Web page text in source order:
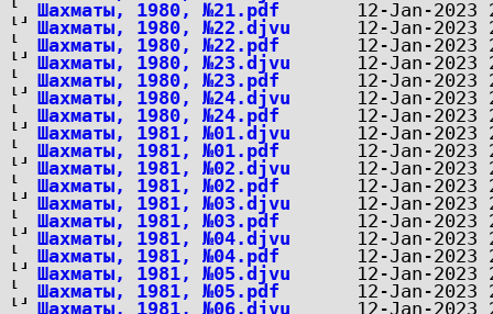
Шахматы, 1980, №21.pdf
Шахматы, 1980, №22.djvu
Шахматы, 1980, №22.pdf
Шахматы, 1980, №23.djvu
Шахматы, 1980, №23.pdf
Шахматы, 1980, №24.djvu
Шахматы, 1980, №24.pdf
Шахматы, 1981, №01.djvu
Шахматы, 1981, №01.pdf
Шахматы, 1981, №02.djvu
Шахматы, 1981, №02.pdf
Шахматы, 1981, №03.djvu
Шахматы, 1981, №03.pdf
Шахматы, 1981, №04.djvu
Шахматы, 1981, №04.pdf
Шахматы, 1981, №05.djvu
Шахматы, 1981, №05.pdf
Шахматы, 1981, №06.djvu